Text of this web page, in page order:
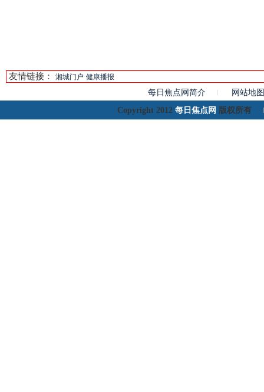
友情链接： 湘城门户 健康播报
每日焦点网简介 网站地图
Copyright 2012 每日焦点网 版权所有